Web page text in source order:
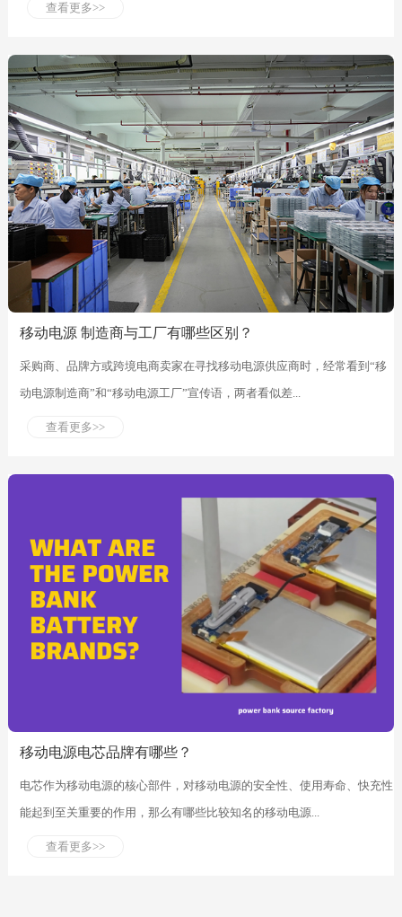
查看更多>>
移动电源 制造商与工厂有哪些区别？
采购商、品牌方或跨境电商卖家在寻找移动电源供应商时，经常看到“移
动电源制造商”和“移动电源工厂”宣传语，两者看似差...
查看更多>>
移动电源电芯品牌有哪些？
电芯作为移动电源的核心部件，对移动电源的安全性、使用寿命、快充性
能起到至关重要的作用，那么有哪些比较知名的移动电源...
查看更多>>